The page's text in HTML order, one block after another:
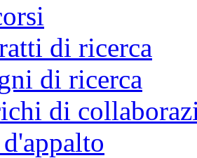
di ricerca
di ricerca
di